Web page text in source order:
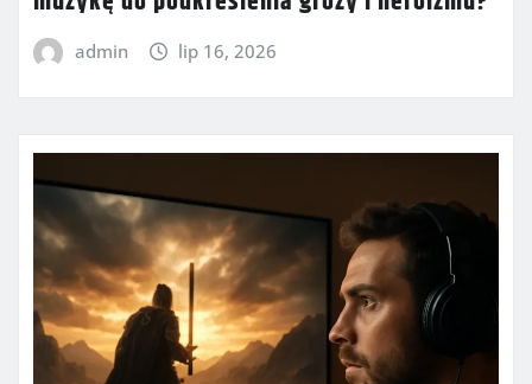
admin lip 16, 2026